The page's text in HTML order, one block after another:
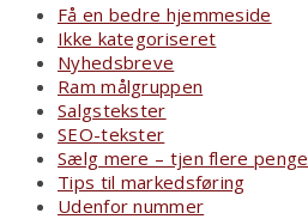
Få en bedre hjemmeside
Ikke kategoriseret
Nyhedsbreve
Ram målgruppen
Salgstekster
SEO-tekster
Sælg mere – tjen flere penge
Tips til markedsføring
Udenfor nummer